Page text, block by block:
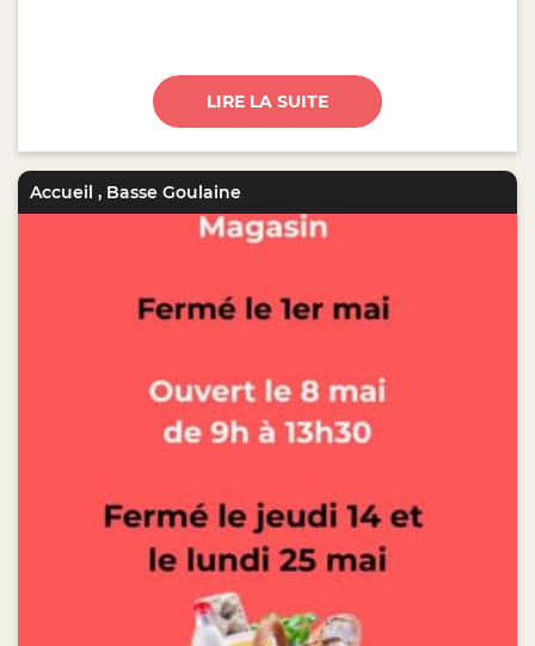
LIRE LA SUITE
Accueil , Basse Goulaine